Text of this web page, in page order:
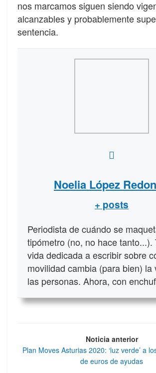
nos marcamos siguen siendo
alcanzables y probablemente
sentencia.
Noelia López
+ posts
Periodista de cuándo se
tipómetro (no, no hace tanto...).
vida dedicada a escribir sobre
movilidad cambia (para bien) la
las personas. Ahora, con
Noticia anterior
Plan Moves Asturias 2020: ‘luz verde’ a
de euros de ayudas